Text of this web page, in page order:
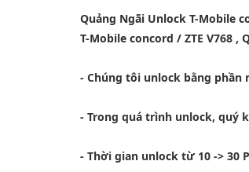
Quảng Ngãi Unlock T-Mobile
T-Mobile concord / ZTE V768 ,
- Chúng tôi unlock bằng phần
- Trong quá trình unlock, quý
- Thời gian unlock từ 10 -> 30